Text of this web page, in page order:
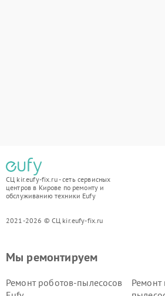
СЦ kir.eufy-fix.ru - сеть сервисных
центров в Кирове по ремонту и
обслуживанию техники Eufy
2021-2026 © СЦ kir.eufy-fix.ru
Мы ремонтируем
Ремонт роботов-пылесосов
Ремонт